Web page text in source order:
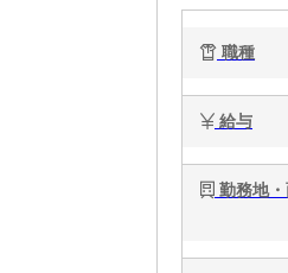
職種
給与
勤務地